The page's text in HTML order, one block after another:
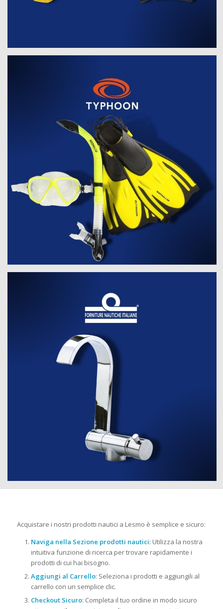
Acquistare i nostri prodotti nautici a Lesmo è semplice e sicuro:
Naviga nella Sezione prodotti nautici: Utilizza la nostra
intuitiva funzione di ricerca per trovare rapidamente i
prodotti di cui hai bisogno.
Aggiungi al Carrello: Seleziona i prodotti e aggiungili al
carrello con un semplice clic.
Checkout Sicuro: Completa il tuo ordine in modo sicuro